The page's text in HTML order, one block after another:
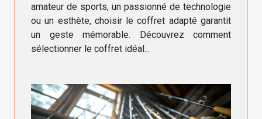
amateur de sports, un passionné de technologie
ou un esthète, choisir le coffret adapté garantit
un geste mémorable. Découvrez comment
sélectionner le coffret idéal...